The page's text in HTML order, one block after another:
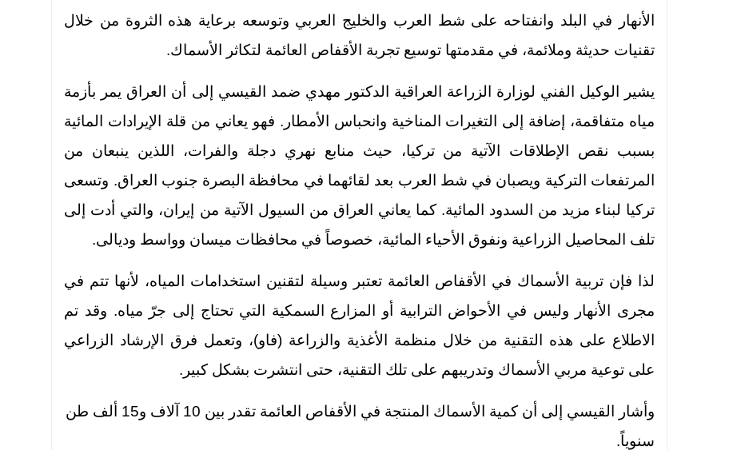
الأنهار في البلد وانفتاحه على شط العرب والخليج العربي وتوسعه برعاية هذه الثروة من خلال
تقنيات حديثة وملائمة، في مقدمتها توسيع تجربة الأقفاص العائمة لتكاثر الأسماك.
يشير الوكيل الفني لوزارة الزراعة العراقية الدكتور مهدي ضمد القيسي إلى أن العراق يمر بأزمة
مياه متفاقمة، إضافة إلى التغيرات المناخية وانحباس الأمطار. فهو يعاني من قلة الإيرادات المائية
بسبب نقص الإطلاقات الآتية من تركيا، حيث منابع نهري دجلة والفرات، اللذين ينبعان من
المرتفعات التركية ويصبان في شط العرب بعد لقائهما في محافظة البصرة جنوب العراق. وتسعى
تركيا لبناء مزيد من السدود المائية. كما يعاني العراق من السيول الآتية من إيران، والتي أدت إلى
تلف المحاصيل الزراعية ونفوق الأحياء المائية، خصوصاً في محافظات ميسان وواسط وديالى.
لذا فإن تربية الأسماك في الأقفاص العائمة تعتبر وسيلة لتقنين استخدامات المياه، لأنها تتم في
مجرى الأنهار وليس في الأحواض الترابية أو المزارع السمكية التي تحتاج إلى جرّ مياه. وقد تم
الاطلاع على هذه التقنية من خلال منظمة الأغذية والزراعة (فاو)، وتعمل فرق الإرشاد الزراعي
على توعية مربي الأسماك وتدريبهم على تلك التقنية، حتى انتشرت بشكل كبير.
وأشار القيسي إلى أن كمية الأسماك المنتجة في الأقفاص العائمة تقدر بين 10 آلاف و15 ألف طن
سنوياً.